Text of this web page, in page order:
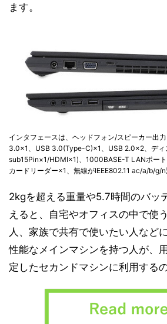
ます。
インタフェースは、ヘッドフォン/スピーカー出
3.0×1、USB 3.0(Type-C)×1、USB 2.0×2、ディ
sub15Pin×1/HDMI×1)、1000BASE-T LANポー
カードリーダー×1、無線がIEEE802.11 ac/a/b/g/
2kgを超える重量や5.7時間のバッ
えると、自宅やオフィスの中で使
人、家族で共有で使いたい人など
性能なメインマシンを持つ人が、
定したセカンドマシンに利用する